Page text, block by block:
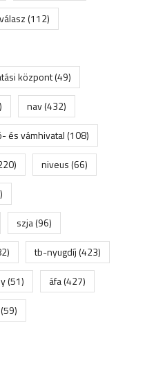
(112)
központ(49)
nav(432)
és vámhivatal(108)
niveus(66)
szja(96)
tb-nyugdíj(423)
(51) áfa(427)
(59)